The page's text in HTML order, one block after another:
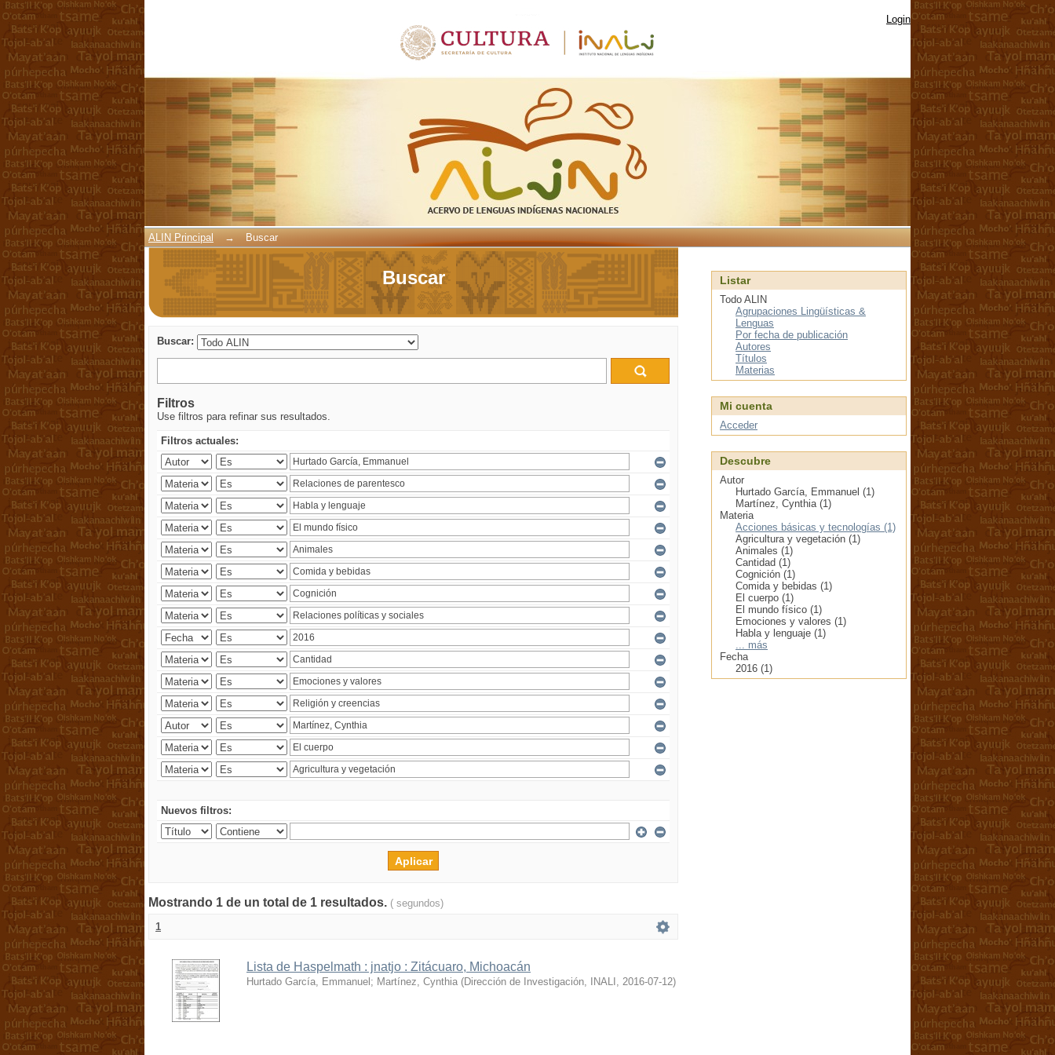
Login
ALIN Principal → Buscar
Buscar
Buscar:
Filtros
Use filtros para refinar sus resultados.
Filtros actuales:
Nuevos filtros:
Mostrando 1 de un total de 1 resultados. ( segundos)
1
Lista de Haspelmath : jnatjo : Zitácuaro, Michoacán
Hurtado García, Emmanuel ; Martínez, Cynthia (Dirección de Investigación, INALI , 2016-07-12)
Listar
Todo ALIN
Agrupaciones Lingüísticas &
Lenguas
Por fecha de publicación
Autores
Títulos
Materias
Mi cuenta
Acceder
Descubre
Autor
Hurtado García, Emmanuel (1)
Martínez, Cynthia (1)
Materia
Acciones básicas y tecnologías (1)
Agricultura y vegetación (1)
Animales (1)
Cantidad (1)
Cognición (1)
Comida y bebidas (1)
El cuerpo (1)
El mundo físico (1)
Emociones y valores (1)
Habla y lenguaje (1)
... más
Fecha
2016 (1)